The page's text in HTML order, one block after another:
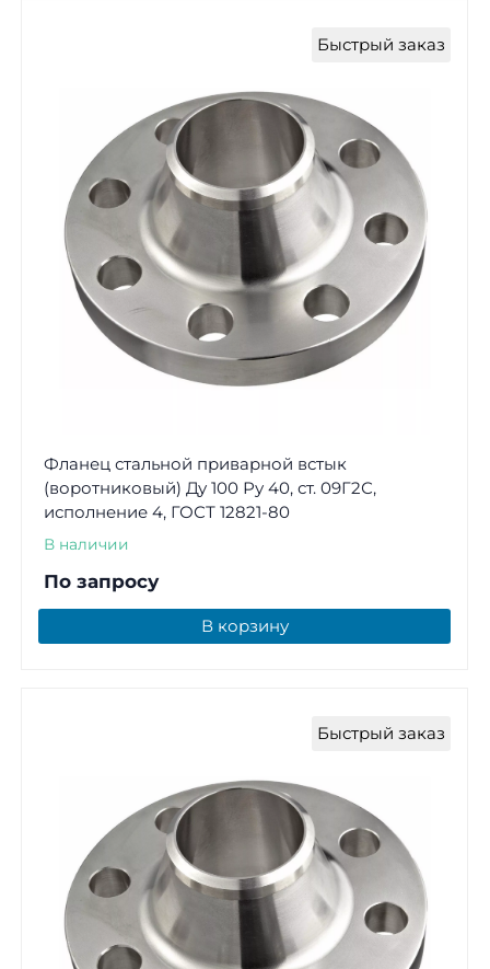
Быстрый заказ
Фланец стальной приварной встык
(воротниковый) Ду 100 Ру 40, ст. 09Г2С,
исполнение 4, ГОСТ 12821-80
В наличии
По запросу
В корзину
Быстрый заказ